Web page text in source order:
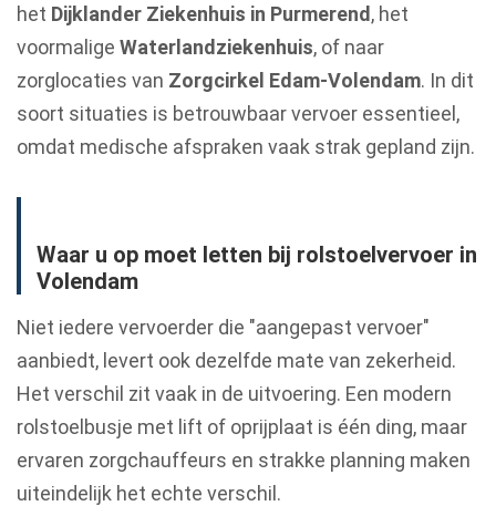
het Dijklander Ziekenhuis in Purmerend, het
voormalige Waterlandziekenhuis, of naar
zorglocaties van Zorgcirkel Edam-Volendam. In dit
soort situaties is betrouwbaar vervoer essentieel,
omdat medische afspraken vaak strak gepland zijn.
Waar u op moet letten bij rolstoelvervoer in
Volendam
Niet iedere vervoerder die "aangepast vervoer"
aanbiedt, levert ook dezelfde mate van zekerheid.
Het verschil zit vaak in de uitvoering. Een modern
rolstoelbusje met lift of oprijplaat is één ding, maar
ervaren zorgchauffeurs en strakke planning maken
uiteindelijk het echte verschil.